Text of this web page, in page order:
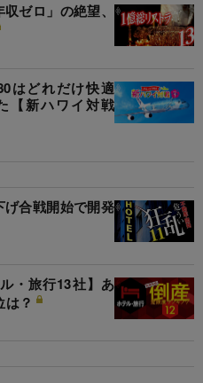
ゼロ」の絶望、
はどれだけ快適
【新ハワイ対戦
合戦開始で開発
・旅行13社】あ
？